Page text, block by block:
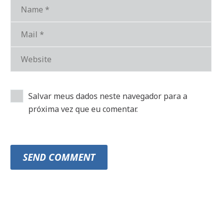
Salvar meus dados neste navegador para a
próxima vez que eu comentar.
SEND COMMENT